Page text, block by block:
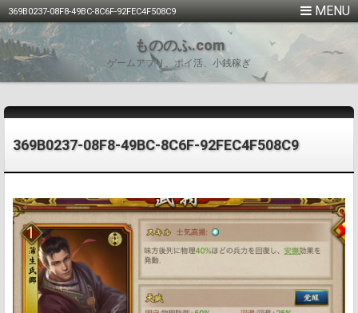
369B0237-08F8-49BC-8C6F-92FEC4F508C9
もののふ.com
ゲームアプリ、ポイ活、小銭稼ぎ
369B0237-08F8-49BC-8C6F-92FEC4F508C9